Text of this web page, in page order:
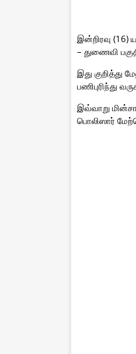
இன்றிரவு (16)
– துணைவி
இது குறித்து
பணிபுரிந்து
இவ்வாறு
பொலிஸார்